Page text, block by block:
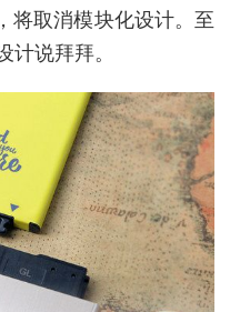
将取消模块化设计。至
计说拜拜。